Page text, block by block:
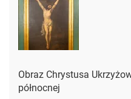
Obraz Chrystusa
północnej